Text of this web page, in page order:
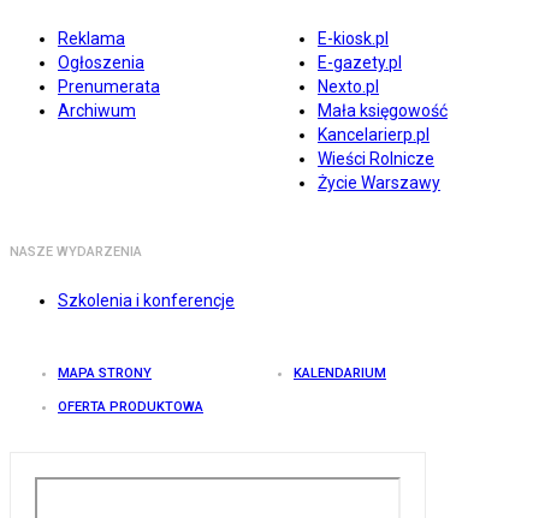
Reklama
Ogłoszenia
Prenumerata
Archiwum
E-kiosk.pl
E-gazety.pl
Nexto.pl
Mała księgowość
Kancelarierp.pl
Wieści Rolnicze
Życie Warszawy
NASZE WYDARZENIA
Szkolenia i konferencje
MAPA STRONY KALENDARIUM
OFERTA PRODUKTOWA